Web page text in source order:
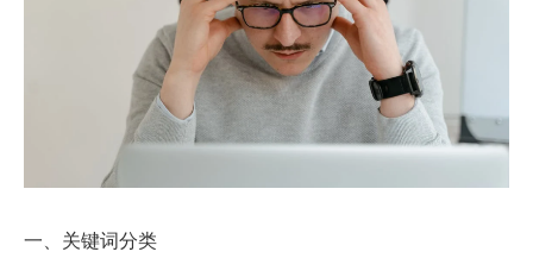
一、关键词分类